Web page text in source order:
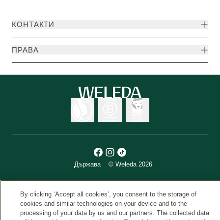
КОНТАКТИ
ПРАBA
Държава © Weleda 2026
Weleda
By clicking ‘Accept all cookies’, you consent to the storage of
cookies and similar technologies on your device and to the
processing of your data by us and our partners. The collected data